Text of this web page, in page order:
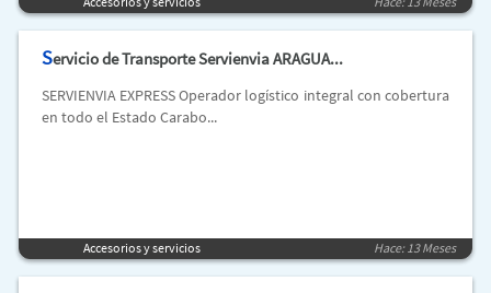
Servicio de Transporte Servienvia ARAGUA...
SERVIENVIA EXPRESS Operador logístico integral con cobertura
en todo el Estado Carabo...
Accesorios y servicios Hace: 13 Meses